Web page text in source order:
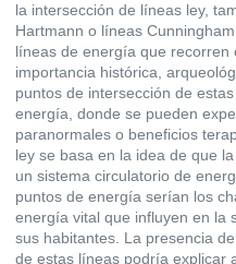
la intersección de líneas ley,
Hartmann o líneas
líneas de energía que recorren
importancia histórica,
puntos de intersección de
energía, donde se pueden
paranormales o beneficios
ley se basa en la idea de que
un sistema circulatorio de
puntos de energía serían los
energía vital que influyen en la
sus habitantes. La presencia
de estas líneas podría explicar